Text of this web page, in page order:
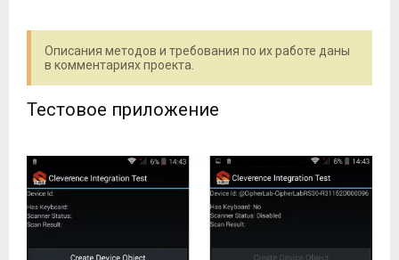
Описания методов и требования по их работе даны
в комментариях проекта.
Тестовое приложение